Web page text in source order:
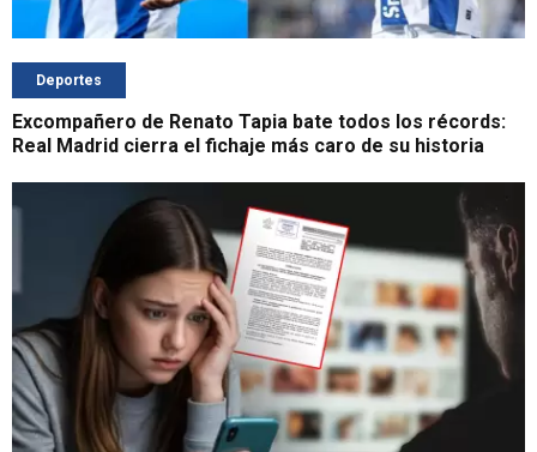
Deportes
Excompañero de Renato Tapia bate todos los récords:
Real Madrid cierra el fichaje más caro de su historia